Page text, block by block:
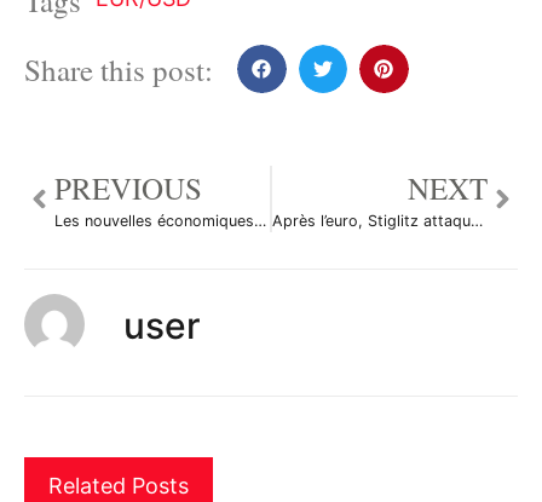
Share this post:
PREVIOUS
Les nouvelles économiques du 6 octobre 2010
NEXT
Après l’euro, Stiglitz attaque la Fed et la BCE
user
Related Posts